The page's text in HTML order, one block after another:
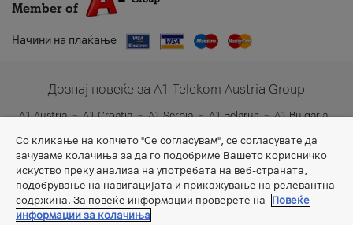
Member of
Начини на плаќање
Дознај повеќе за A1 Telekom Austria Group
A1 Austria A1 Croatia A1 Serbia A1 Belarus
A1 Bulgaria
A1 Slovenia
A1 Digital
Со кликање на копчето "Се согласувам", се согласувате да
зачуваме колачиња за да го подобриме Вашето корисничко
искуство преку анализа на употребата на веб-страната,
подобрување на навигацијата и прикажување на релевантна
содржина. За повеќе информации проверете на
Повеќе
информации за колачиња